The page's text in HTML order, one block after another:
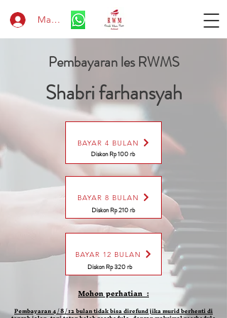
Masuk
Pembayaran les RWMS
Shabri farhansyah
BAYAR 4 BULAN
Diskon Rp 100 rb
BAYAR 8 BULAN
Diskon Rp 210 rb
BAYAR 12 BULAN
Diskon Rp 320 rb
Mohon perhatian :
Pembayaran 4 / 8 / 12 bulan tidak bisa direfund jika murid berhenti di